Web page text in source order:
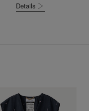
Details